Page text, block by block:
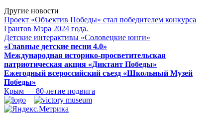
Другие новости
Проект «Объектив Победы» стал победителем конкурса
Грантов Мэра 2024 года.
Детские интерактивы «Соловецкие юнги»
«Главные детские песни 4.0»
Международная историко-просветительская
патриотическая акция «Диктант Победы»
Ежегодный всероссийский съезд «Школьный Музей
Победы»
Крым — 80-летие подвига